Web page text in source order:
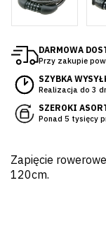
DARMOWA
Przy zakupie
SZYBKA
Realizacja do 3
SZEROKI
Ponad 5 tysięcy
Zapięcie
120cm.